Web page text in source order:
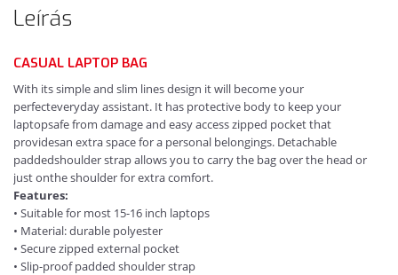
Leírás
CASUAL LAPTOP BAG
With its simple and slim lines design it will become your
perfecteveryday assistant. It has protective body to keep your
laptopsafe from damage and easy access zipped pocket that
providesan extra space for a personal belongings. Detachable
paddedshoulder strap allows you to carry the bag over the head or
just onthe shoulder for extra comfort.
Features:
• Suitable for most 15-16 inch laptops
• Material: durable polyester
• Secure zipped external pocket
• Slip-proof padded shoulder strap